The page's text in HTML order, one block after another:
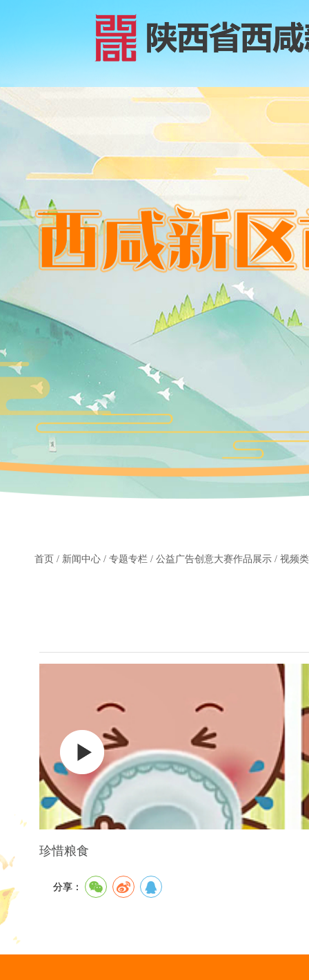
首页 / 新闻中心 / 专题专栏 / 公益广告创意大赛作品展示 / 视频类
珍惜粮食
分享：